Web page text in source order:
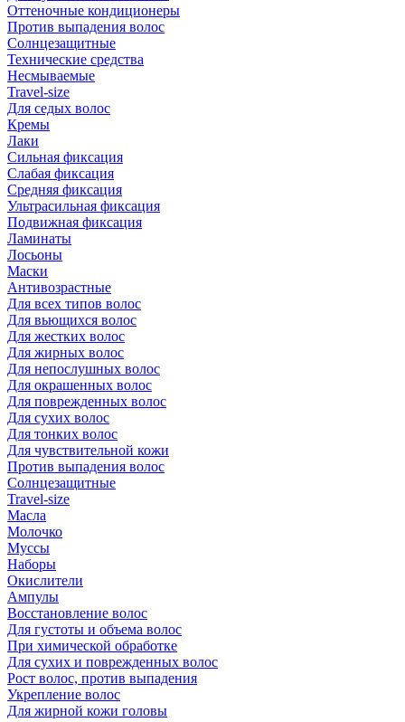
Оттеночные кондиционеры
Против выпадения волос
Солнцезащитные
Технические средства
Несмываемые
Travel-size
Для седых волос
Кремы
Лаки
Сильная фиксация
Слабая фиксация
Средняя фиксация
Ультрасильная фиксация
Подвижная фиксация
Ламинаты
Лосьоны
Маски
Антивозрастные
Для всех типов волос
Для вьющихся волос
Для жестких волос
Для жирных волос
Для непослушных волос
Для окрашенных волос
Для поврежденных волос
Для сухих волос
Для тонких волос
Для чувствительной кожи
Против выпадения волос
Солнцезащитные
Travel-size
Масла
Молочко
Муссы
Наборы
Окислители
Ампулы
Восстановление волос
Для густоты и объема волос
При химической обработке
Для сухих и поврежденных волос
Рост волос, против выпадения
Укрепление волос
Для жирной кожи головы